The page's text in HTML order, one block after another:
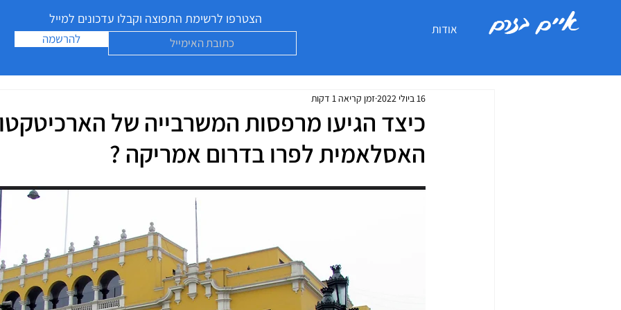
הצטרפו לרשימת התפוצה וקבלו עדכונים למייל
להרשמה
אודות איים בזרם
כיצד הגיעו מרפסות המשרבייה של
האסלאמית לפרו בדרום אמריקה ?
16 ביולי 2022 זמן קריאה 1 דקות